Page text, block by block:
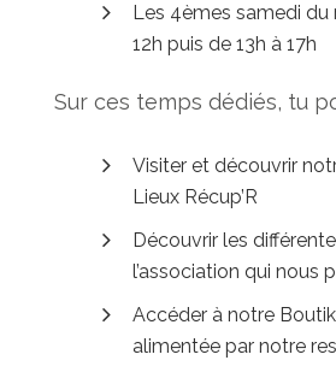
Les 4èmes samedi du
12h puis de 13h à 17h
Sur ces temps dédiés, tu
Visiter et découvrir
Lieux Récup’R
Découvrir les
l’association qui nous
Accéder à notre
alimentée par notre